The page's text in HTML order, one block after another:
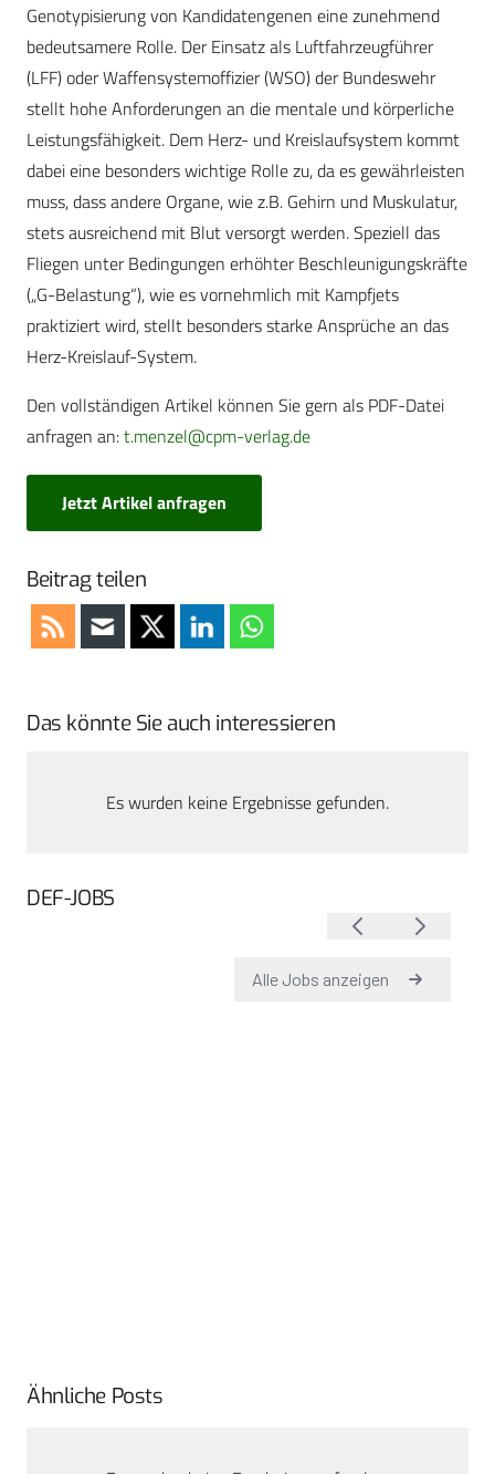
Genotypisierung von Kandidatengenen eine zunehmend
bedeutsamere Rolle. Der Einsatz als Luftfahrzeugführer
(LFF) oder Waffensystemoffizier (WSO) der Bundeswehr
stellt hohe Anforderungen an die mentale und körperliche
Leistungsfähigkeit. Dem Herz- und Kreislaufsystem kommt
dabei eine besonders wichtige Rolle zu, da es gewährleisten
muss, dass andere Organe, wie z.B. Gehirn und Muskulatur,
stets ausreichend mit Blut versorgt werden. Speziell das
Fliegen unter Bedingungen erhöhter Beschleunigungskräfte
(„G-Belastung“), wie es vornehmlich mit Kampfjets
praktiziert wird, stellt besonders starke Ansprüche an das
Herz-Kreislauf-System.
Den vollständigen Artikel können Sie gern als PDF-Datei
anfragen an:t.menzel@cpm-verlag.de
Jetzt Artikel anfragen
Beitrag teilen
Das könnte Sie auch interessieren
Es wurden keine Ergebnisse gefunden.
DEF-JOBS
Ähnliche Posts